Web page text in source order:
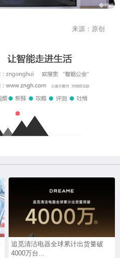
来源：原创
追觅清洁电器全球累计出货量破
4000万台...